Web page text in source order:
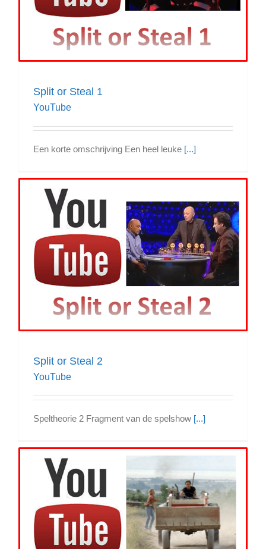
Split or Steal 1
YouTube
Een korte omschrijving Een heel leuke [...]
Split or Steal 2
YouTube
Speltheorie 2 Fragment van de spelshow [...]